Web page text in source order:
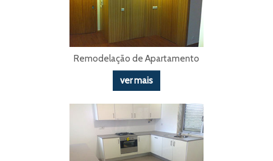
Remodelação de Apartamento
ver mais